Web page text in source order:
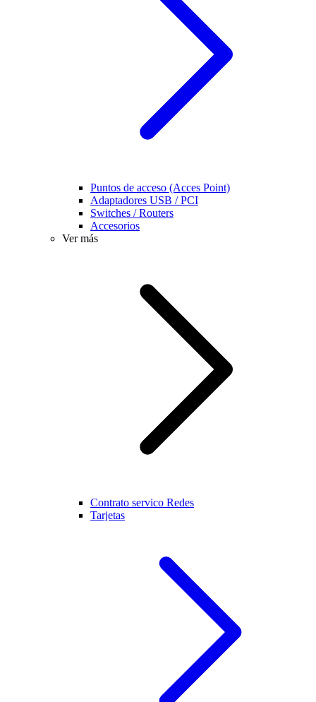
Puntos de acceso (Acces Point)
Adaptadores USB / PCI
Switches / Routers
Accesorios
Ver más
Contrato servico Redes
Tarjetas